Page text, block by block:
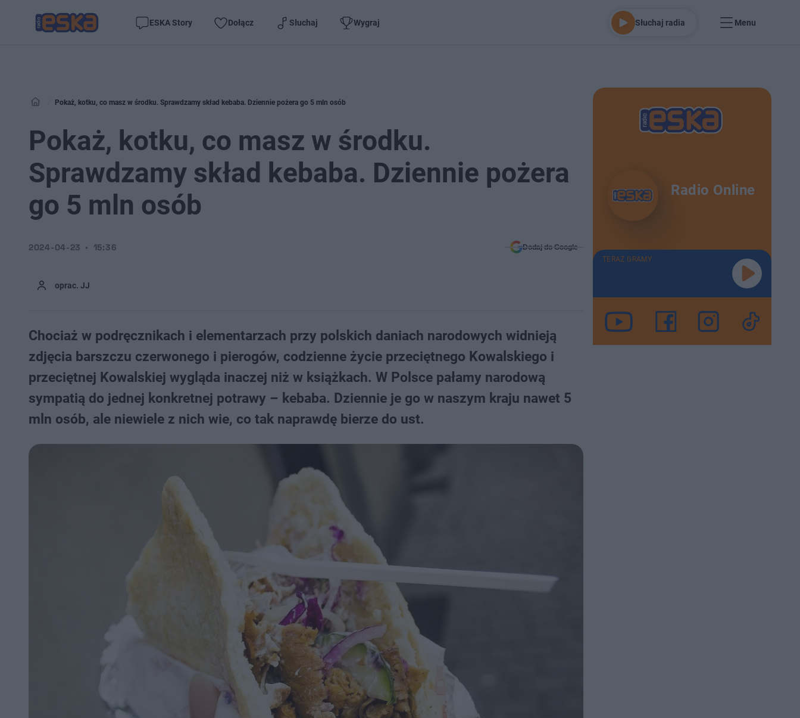
ESKA Story Dołącz Słuchaj Wygraj Słuchaj radia Menu
Pokaż, kotku, co masz w środku. Sprawdzamy skład kebaba. Dziennie pożera go 5 mln osób
Pokaż, kotku, co masz w środku.
Sprawdzamy skład kebaba. Dziennie pożera
go 5 mln osób
oprac. JJ
2024-04-23 15:36 Dodaj do Google
Chociaż w podręcznikach i elementarzach przy polskich daniach narodowych widnieją
zdjęcia barszczu czerwonego i pierogów, codzienne życie przeciętnego Kowalskiego i
przeciętnej Kowalskiej wygląda inaczej niż w książkach. W Polsce pałamy narodową
sympatią do jednej konkretnej potrawy – kebaba. Dziennie je go w naszym kraju nawet 5
mln osób, ale niewiele z nich wie, co tak naprawdę bierze do ust.
Radio Online
TERAZ GRAMY